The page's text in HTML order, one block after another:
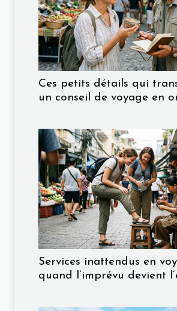
Ces petits détails qui
un conseil de voyage en
Services inattendus en
quand l’imprévu devient